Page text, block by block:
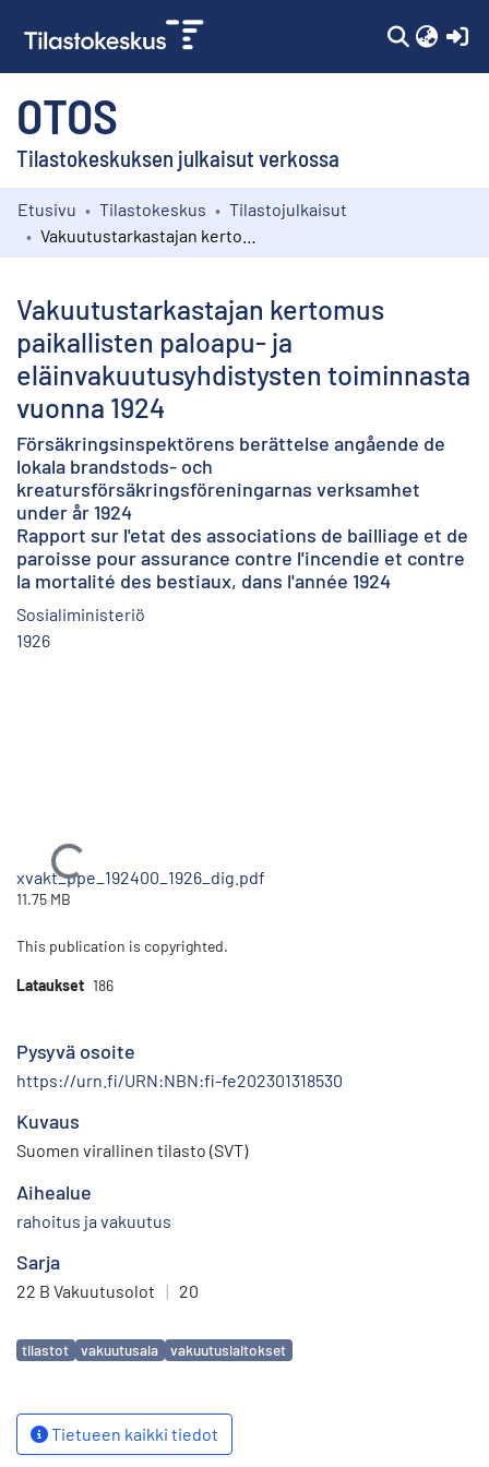
OTOS
Tilastokeskuksen julkaisut verkossa
Kokoelmat
Etusivu Tilastokeskus
Tilastojulkaisut
Vakuutustarkastajan kertomus
paikallisten paloapu- ja
eläinvakuutusyhdistysten toiminnasta
vuonna 1924
Försäkringsinspektörens berättelse angående de
lokala brandstods- och
kreatursförsäkringsföreningarnas verksamhet
under år 1924
Rapport sur l'etat des associations de bailliage et de
paroisse pour assurance contre l'incendie et contre
la mortalité des bestiaux, dans l'année 1924
Sosialiministeriö
1926
Ladataan...
xvakt_ppe_192400_1926_dig.pdf
11.75 MB
This publication is copyrighted.
Lataukset 186
Pysyvä osoite
https://urn.fi/URN:NBN:fi-fe202301318530
Kuvaus
Suomen virallinen tilasto (SVT)
Aihealue
rahoitus ja vakuutus
Sarja
22 B Vakuutusolot | 20
Avainsanat
tilastot vakuutusala vakuutuslaitokset
Tietueen kaikki tiedot